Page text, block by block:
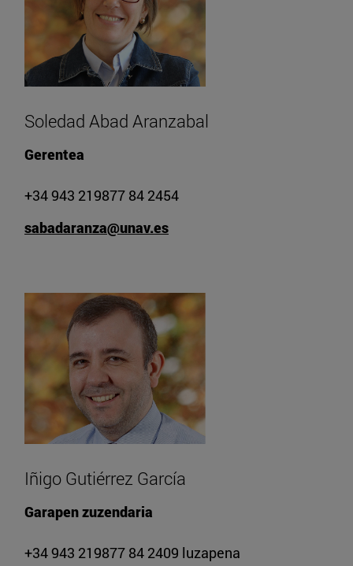
Soledad Abad Aranzabal
Gerentea
+34 943 219877 84 2454
sabadaranza@unav.es
Iñigo Gutiérrez García
Garapen zuzendaria
+34 943 219877 84 2409 luzapena